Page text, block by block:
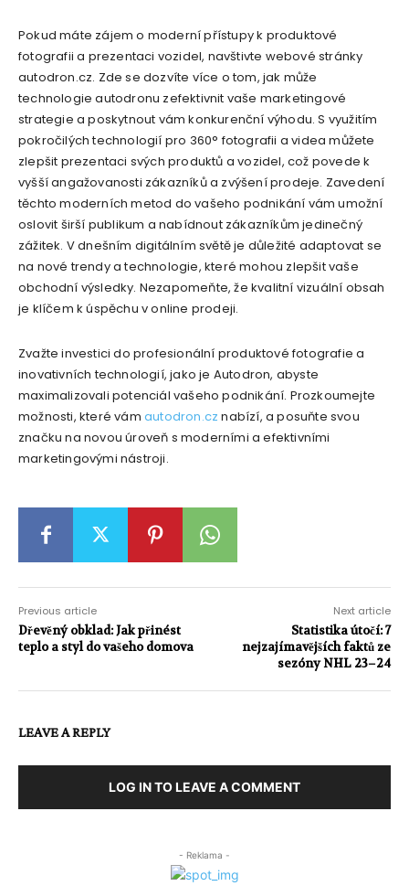
Pokud máte zájem o moderní přístupy k produktové
fotografii a prezentaci vozidel, navštivte webové stránky
autodron.cz. Zde se dozvíte více o tom, jak může
technologie autodronu zefektivnit vaše marketingové
strategie a poskytnout vám konkurenční výhodu. S využitím
pokročilých technologií pro 360° fotografii a videa můžete
zlepšit prezentaci svých produktů a vozidel, což povede k
vyšší angažovanosti zákazníků a zvýšení prodeje. Zavedení
těchto moderních metod do vašeho podnikání vám umožní
oslovit širší publikum a nabídnout zákazníkům jedinečný
zážitek. V dnešním digitálním světě je důležité adaptovat se
na nové trendy a technologie, které mohou zlepšit vaše
obchodní výsledky. Nezapomeňte, že kvalitní vizuální obsah
je klíčem k úspěchu v online prodeji.
Zvažte investici do profesionální produktové fotografie a
inovativních technologií, jako je Autodron, abyste
maximalizovali potenciál vašeho podnikání. Prozkoumejte
možnosti, které vám autodron.cz nabízí, a posuňte svou
značku na novou úroveň s moderními a efektivními
marketingovými nástroji.
Previous article
Dřevěný obklad: Jak přinést
teplo a styl do vašeho domova
Next article
Statistika útočí: 7
nejzajímavějších faktů ze
sezóny NHL 23–24
LEAVE A REPLY
LOG IN TO LEAVE A COMMENT
- Reklama -